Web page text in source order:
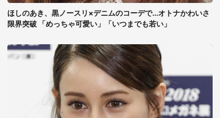
ほしのあき、黒ノースリ×デニムのコーデで...オトナかわいさ
限界突破 「めっちゃ可愛い」「いつまでも若い」